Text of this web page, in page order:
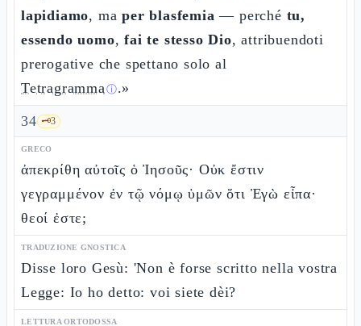
lapidiamo, maper blasfemia — perché tu,
essendo uomo,fai te stesso Dio, attribuendoti
prerogative che spettano solo al
Tetragrammaⓘ.»
34 🗝️3
GRECO
ἀπεκρίθη αὐτοῖς ὁ Ἰησοῦς· Οὐκ ἔστιν
γεγραμμένον ἐν τῷ νόμῳ ὑμῶν ὅτι Ἐγὼ εἶπα·
θεοί ἐστε;
TRADUZIONE GNOSTICA
Disse loro Gesù: 'Non è forse scritto nella vostra
Legge: Io ho detto: voi siete dèi?
LETTURA ORTODOSSA